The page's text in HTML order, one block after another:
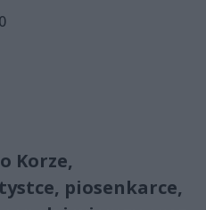
Korze,
piosenkarce,